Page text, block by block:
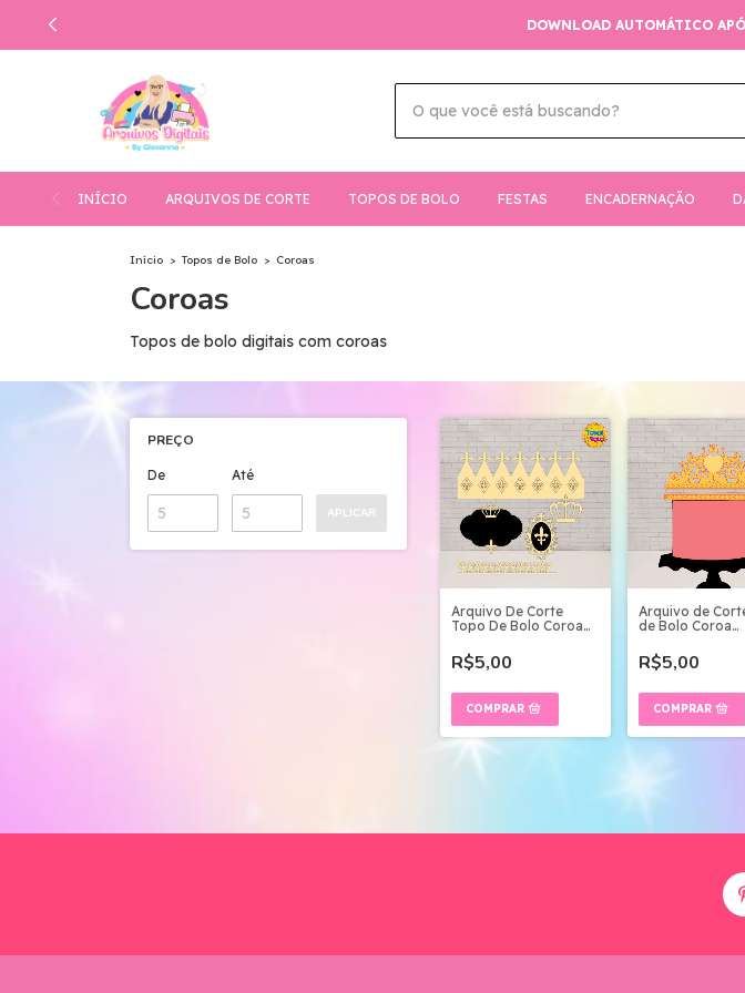
DOWNLOAD AUTOMÁTICO
INÍCIO ARQUIVOS DE CORTE TOPOS DE BOLO FESTAS ENCADERNAÇÃO
Início > Topos de Bolo > Coroas
Coroas
Topos de bolo digitais com coroas
PREÇO
De Até
APLICAR
Arquivo De Corte
Topo De Bolo Coroa
R$5,00
Arquivo de
de Bolo Coroa
R$5,00